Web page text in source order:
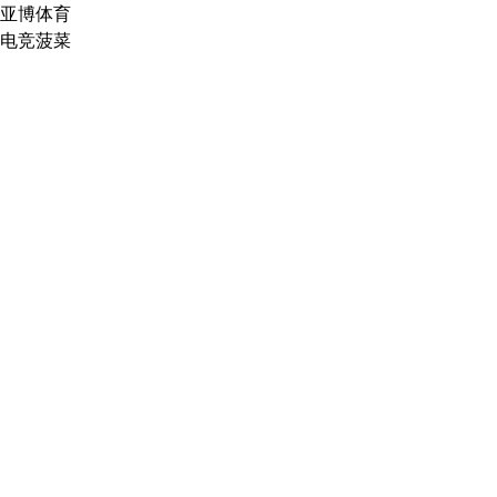
亚博体育
电竞菠菜